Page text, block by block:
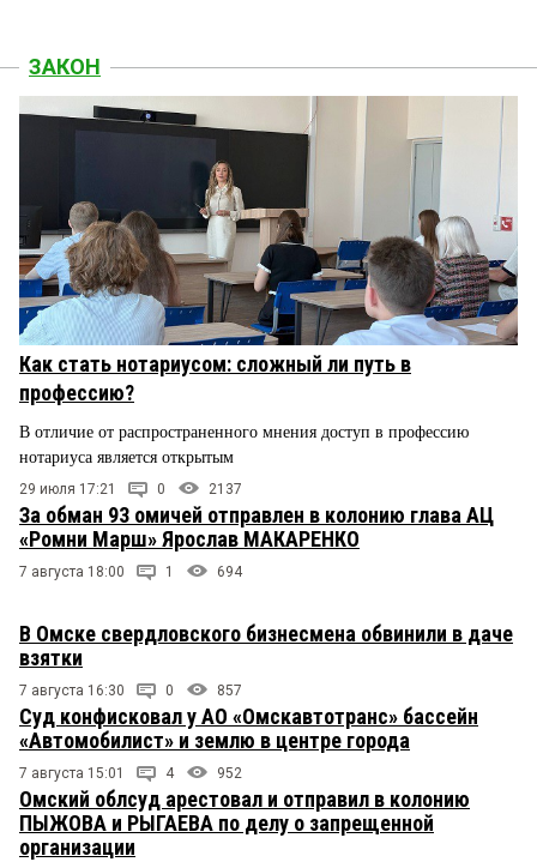
ЗАКОН
Как стать нотариусом: сложный ли путь в
профессию?
В отличие от распространенного мнения доступ в профессию
нотариуса является открытым
29 июля 17:21 0 2137
За обман 93 омичей отправлен в колонию глава АЦ
«Ромни Марш» Ярослав МАКАРЕНКО
7 августа 18:00 1 694
В Омске свердловского бизнесмена обвинили в даче
взятки
7 августа 16:30 0 857
Суд конфисковал у АО «Омскавтотранс» бассейн
«Автомобилист» и землю в центре города
7 августа 15:01 4 952
Омский облсуд арестовал и отправил в колонию
ПЫЖОВА и РЫГАЕВА по делу о запрещенной
организации